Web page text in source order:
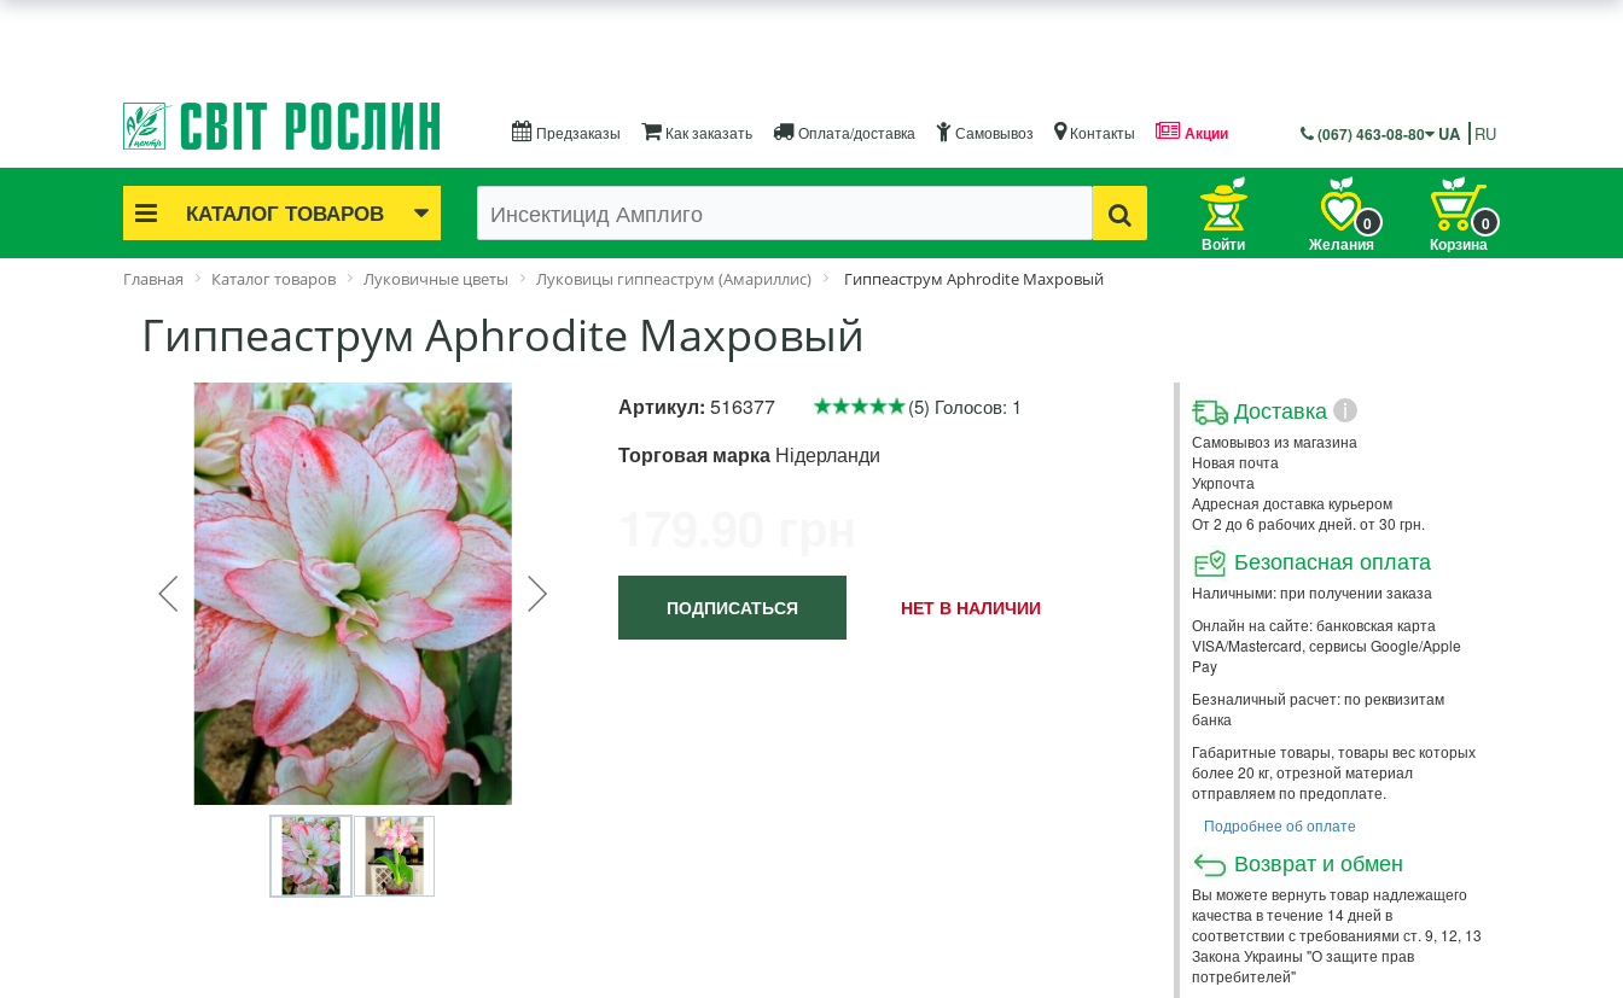
Предзаказы Как заказать Оплата/доставка Самовывоз Контакты Акции (067) 463-08-80 UA RU
КАТАЛОГ ТОВАРОВ
Акционные товары
Саженцы роз
Саженцы плодово-ягодные
Лук и чеснок
Семенной картофель
Семена и рассада
Саженцы декоративные
Средства защиты растений
Удобрения
Для комнатных растений
Для ландшафтного дизайна
Для полива
Инструменты и инвентарь
Виноделие
Пчеловодство
Садовые фигуры
Мицелий грибов
Теплицы и укрывной материал
Войти Желания
0
Корзина
0
Главная Каталог товаров Луковичные цветы Луковицы гиппеаструм (Амариллис) Гиппеаструм Aphrodite Махровый
Гиппеаструм Aphrodite Махровый
Артикул: 516377 (5) Голосов: 1
Торговая марка Нідерланди
ПОДПИСАТЬСЯ НЕТ В НАЛИЧИИ
Доставка i
Самовывоз из магазина
Новая почта
Укрпочта
Адресная доставка курьером
От 2 до 6 рабочих дней. от 30 грн.
Безопасная оплата
Наличными: при получении заказа
Онлайн на сайте: банковская карта
VISA/Mastercard, сервисы Google/Apple
Pay
Безналичный расчет: по реквизитам
банка
Габаритные товары, товары вес которых
более 20 кг, отрезной материал
отправляем по предоплате.
Подробнее об оплате
Возврат и обмен
Вы можете вернуть товар надлежащего
качества в течение 14 дней в
соответствии с требованиями ст. 9, 12, 13
Закона Украины "О защите прав
потребителей"